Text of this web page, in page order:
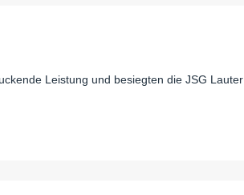
Leistung und besiegten die JSG Lauter